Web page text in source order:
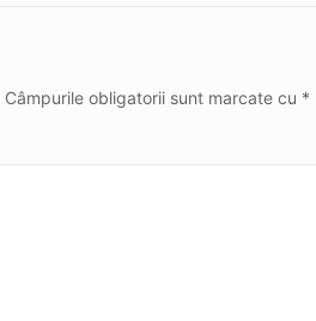
Câmpurile obligatorii sunt marcate cu *